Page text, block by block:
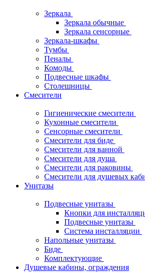
Зеркала
Зеркала обычные
Зеркала сенсорные
Зеркала-шкафы
Тумбы
Пеналы
Комоды
Подвесные шкафы
Столешницы
Смесители
Гигиенические смесители
Кухонные смесители
Сенсорные смесители
Смесители для биде
Смесители для ванной
Смесители для душа
Смесители для раковины
Смесители для душевых
Унитазы
Подвесные унитазы
Кнопки для
Подвесные унитазы
Система инсталляции
Напольные унитазы
Биде
Комплектующие
Душевые кабины, ограждения